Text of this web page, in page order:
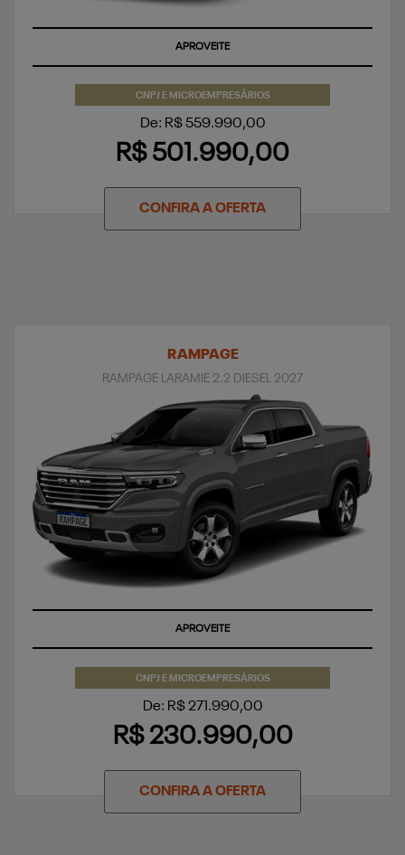
APROVEITE
CNPJ E MICROEMPRESÁRIOS
De: R$ 559.990,00
R$ 501.990,00
CONFIRA A OFERTA
RAMPAGE
RAMPAGE LARAMIE 2.2 DIESEL 2027
APROVEITE
CNPJ E MICROEMPRESÁRIOS
De: R$ 271.990,00
R$ 230.990,00
CONFIRA A OFERTA